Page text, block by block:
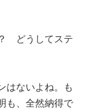
どうしてステ
はないよね。も
も、全然納得で